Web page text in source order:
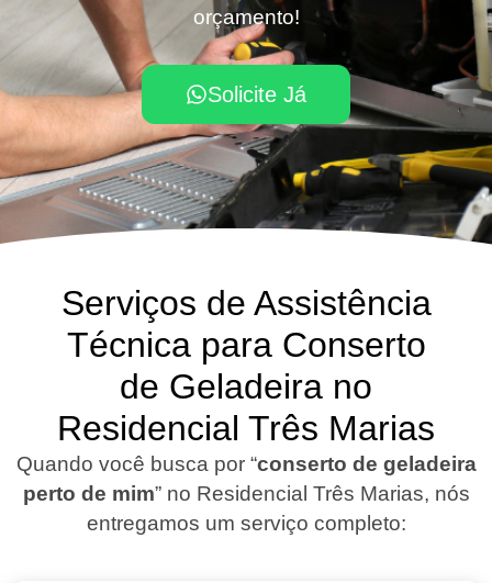
orçamento!
Solicite Já
Serviços de Assistência
Técnica para Conserto
de Geladeira no
Residencial Três Marias
Quando você busca por “conserto de geladeira
perto de mim” no Residencial Três Marias, nós
entregamos um serviço completo: